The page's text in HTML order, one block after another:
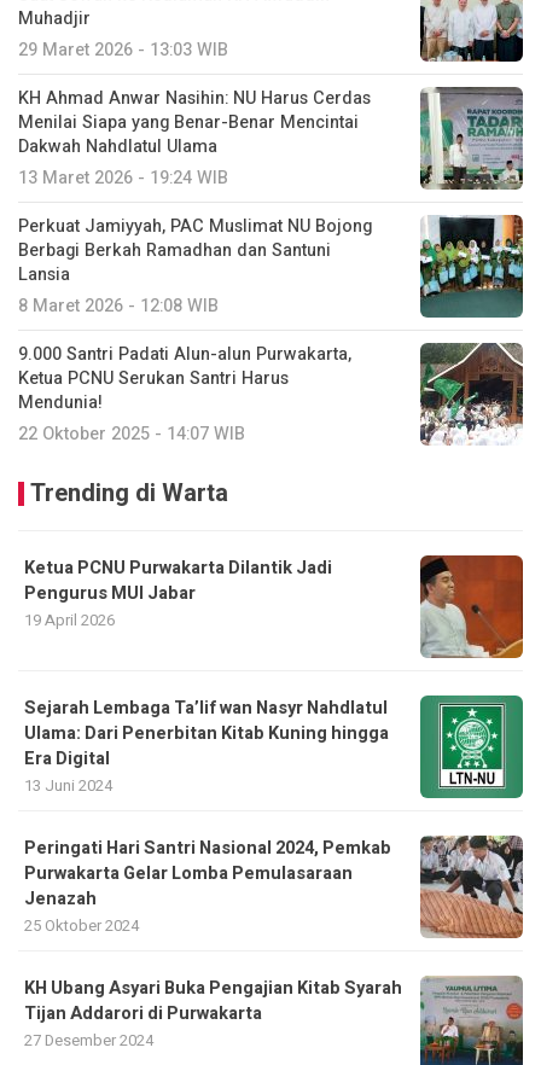
Muhadjir
29 Maret 2026 - 13:03 WIB
KH Ahmad Anwar Nasihin: NU Harus Cerdas
Menilai Siapa yang Benar-Benar Mencintai
Dakwah Nahdlatul Ulama
13 Maret 2026 - 19:24 WIB
Perkuat Jamiyyah, PAC Muslimat NU Bojong
Berbagi Berkah Ramadhan dan Santuni
Lansia
8 Maret 2026 - 12:08 WIB
9.000 Santri Padati Alun-alun Purwakarta,
Ketua PCNU Serukan Santri Harus
Mendunia!
22 Oktober 2025 - 14:07 WIB
Trending di Warta
Ketua PCNU Purwakarta Dilantik Jadi
Pengurus MUI Jabar
19 April 2026
Sejarah Lembaga Ta’lif wan Nasyr Nahdlatul
Ulama: Dari Penerbitan Kitab Kuning hingga
Era Digital
13 Juni 2024
Peringati Hari Santri Nasional 2024, Pemkab
Purwakarta Gelar Lomba Pemulasaraan
Jenazah
25 Oktober 2024
KH Ubang Asyari Buka Pengajian Kitab Syarah
Tijan Addarori di Purwakarta
27 Desember 2024